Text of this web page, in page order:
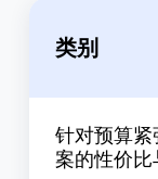
类别
针对预算
案的性价比